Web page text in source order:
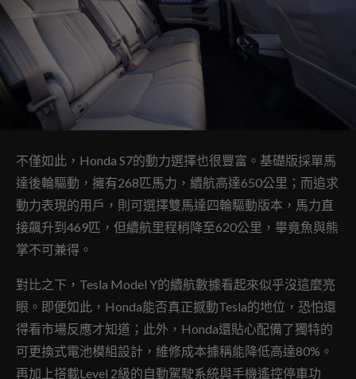
不僅如此，Honda S7的動力選擇也很豐富。基礎版採單馬
達後輪驅動，擁有268匹馬力，續航高達650公里；而追求
動力表現的用戶，則可選擇雙馬達四輪驅動版本，馬力直
接飆升到469匹，但續航里程稍降至620公里，畢竟魚與熊
掌不可兼得。
對比之下，Tesla Model Y的續航數據看起來似乎沒這麼亮
眼。即便如此，Honda能否真正撼動Tesla的地位，恐怕還
得看市場反應才知道；此外，Honda還貼心配備了獨特的
可更換式電池模組設計，維修成本據稱能降低高達80%。
再加上搭載Level 2級的自動駕駛系統與手機遙控停車功